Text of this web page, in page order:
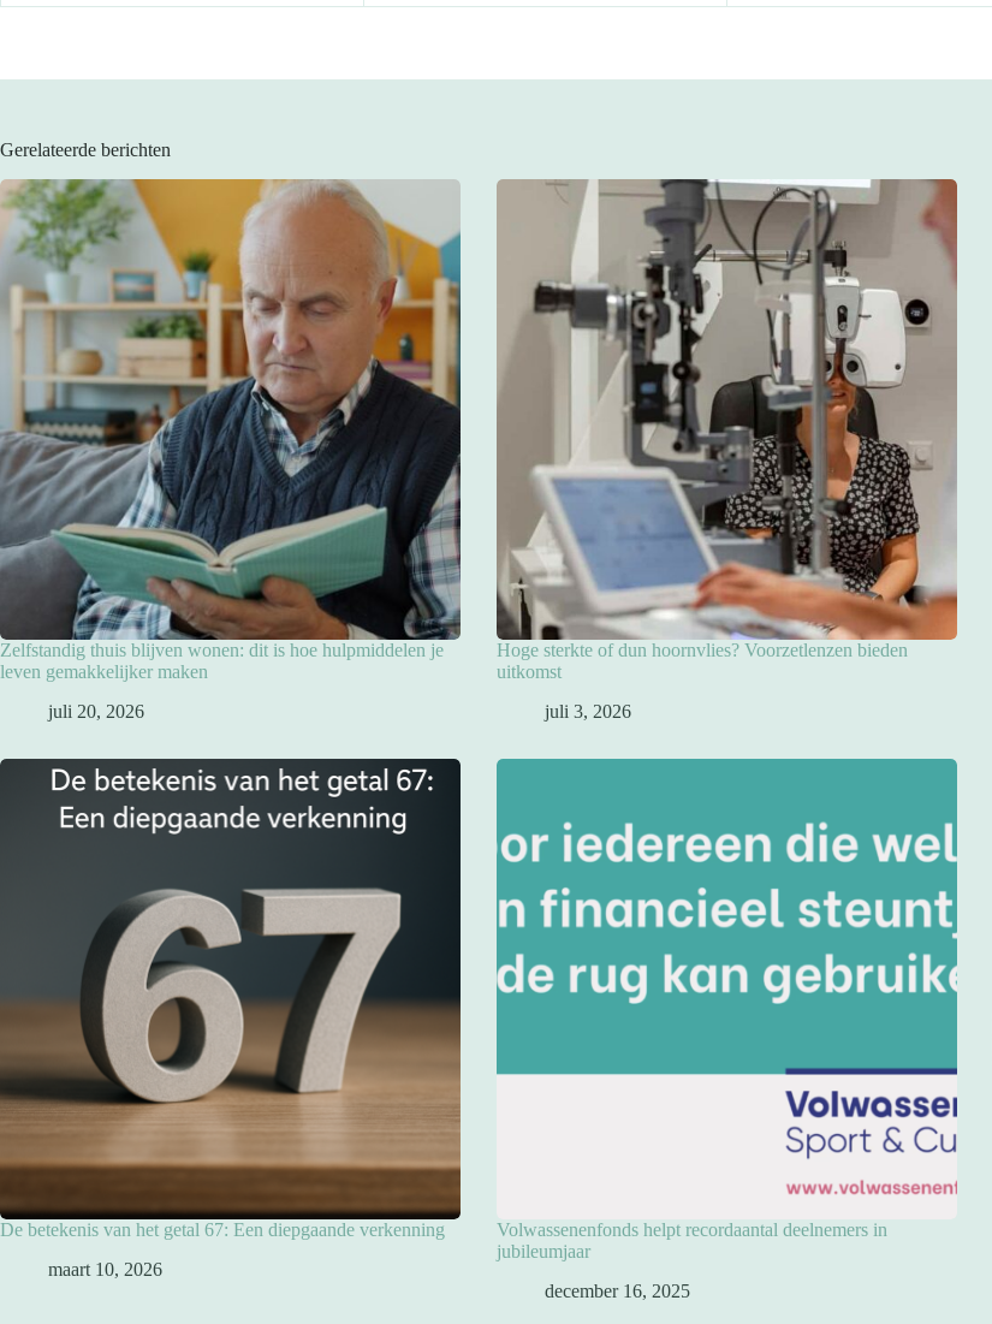
Gerelateerde berichten
Zelfstandig thuis blijven wonen: dit is hoe hulpmiddelen je
leven gemakkelijker maken
juli 20, 2026
Hoge sterkte of dun hoornvlies? Voorzetlenzen bieden
uitkomst
juli 3, 2026
De betekenis van het getal 67: Een diepgaande verkenning
maart 10, 2026
Volwassenenfonds helpt recordaantal deelnemers in
jubileumjaar
december 16, 2025